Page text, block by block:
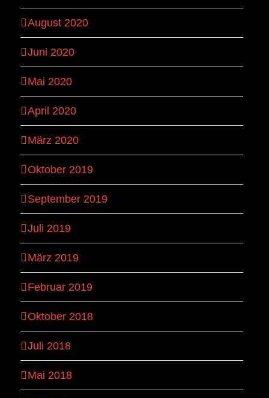
August 2020
Juni 2020
Mai 2020
April 2020
März 2020
Oktober 2019
September 2019
Juli 2019
März 2019
Februar 2019
Oktober 2018
Juli 2018
Mai 2018